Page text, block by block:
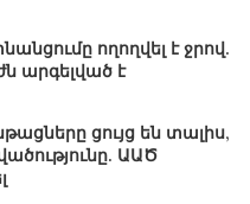
ողողվել է ջրով.
արգելված է
ցույց են տալիս,
ԱԱԾ